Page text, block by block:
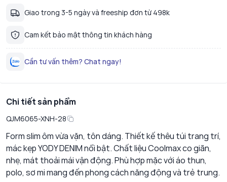
Giao trong 3-5 ngày và freeship đơn từ 498k
Cam kết bảo mật thông tin khách hàng
Cần tư vấn thêm? Chat ngay!
Chi tiết sản phẩm
QJM6065-XNH-28
Form slim ôm vừa vặn, tôn dáng. Thiết kế thêu túi trang trí,
mác kẹp YODY DENIM nổi bật. Chất liệu Coolmax co giãn,
nhẹ, mát thoải mái vận động. Phù hợp mặc với áo thun,
polo, sơ mi mang đến phong cách năng động và trẻ trung.